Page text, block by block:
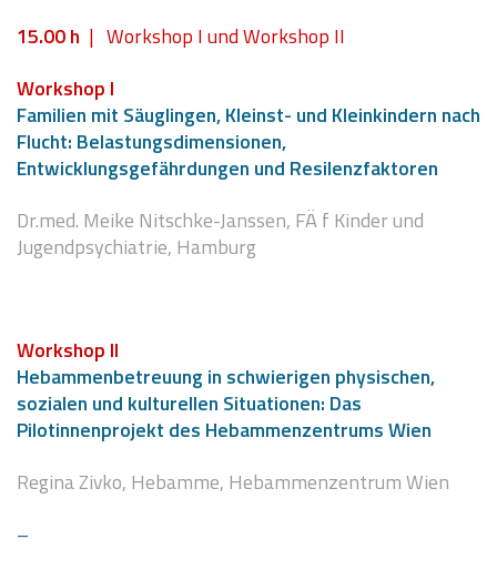
15.00 h | Workshop I und Workshop II
Workshop I
Familien mit Säuglingen, Kleinst- und Kleinkindern nach
Flucht: Belastungsdimensionen,
Entwicklungsgefährdungen und Resilenzfaktoren
Dr.med. Meike Nitschke-Janssen, FÄ f Kinder und
Jugendpsychiatrie, Hamburg
Workshop II
Hebammenbetreuung in schwierigen physischen,
sozialen und kulturellen Situationen: Das
Pilotinnenprojekt des Hebammenzentrums Wien
Regina Zivko, Hebamme, Hebammenzentrum Wien
–